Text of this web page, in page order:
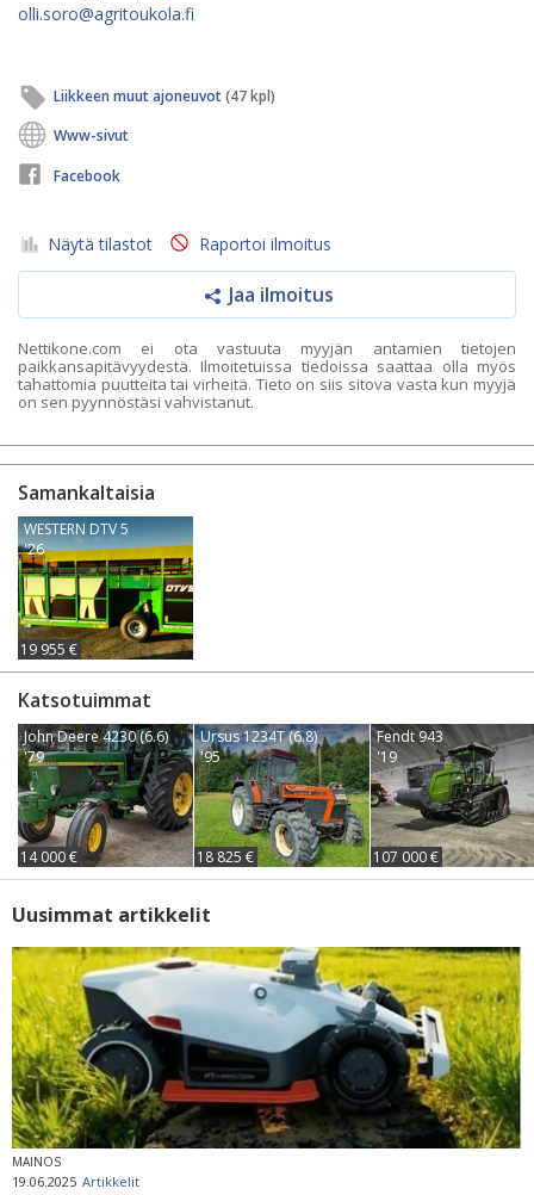
olli.soro@agritoukola.fi
Liikkeen muut ajoneuvot(47 kpl)
Www-sivut
Facebook
Näytä tilastot Raportoi ilmoitus
Jaa ilmoitus
Nettikone.com ei ota vastuuta myyjän antamien tietojen
paikkansapitävyydestä. Ilmoitetuissa tiedoissa saattaa olla myös
tahattomia puutteita tai virheitä. Tieto on siis sitova vasta kun myyjä
on sen pyynnöstäsi vahvistanut.
Samankaltaisia
WESTERN DTV 5
'26
19 955 €
Katsotuimmat
John Deere 4230 (6.6)
'79
14 000 €
Ursus 1234T (6.8)
'95
18 825 €
Fendt 943
'19
107 000 €
Uusimmat artikkelit
MAINOS
19.06.2025 Artikkelit